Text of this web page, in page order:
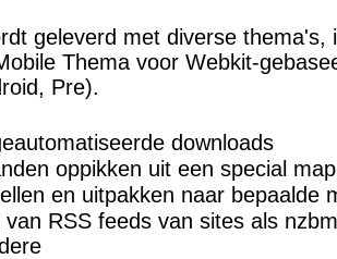
geleverd met diverse thema's,
Thema voor Webkit-
Pre).
downloads
oppikken uit een special map
en uitpakken naar bepaalde
van RSS feeds van sites als